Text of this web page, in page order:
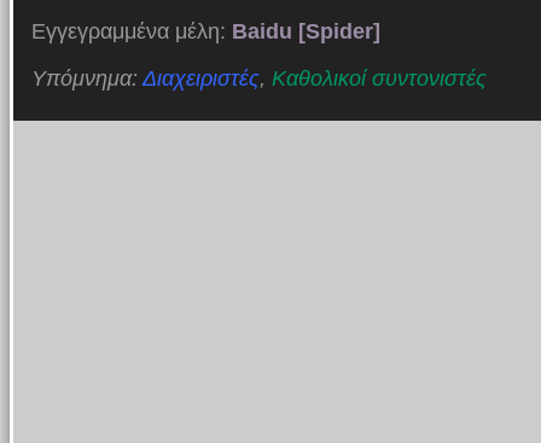
Εγγεγραμμένα μέλη: Baidu [Spider]
Υπόμνημα:Διαχειριστές, Καθολικοί συντονιστές